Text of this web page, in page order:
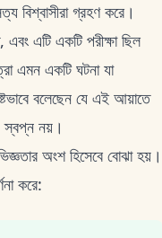
বিশ্বাসীরা গ্রহণ করে।
এটি একটি পরীক্ষা ছিল
এমন একটি ঘটনা যা
বলেছেন যে এই আয়াতে
স্বপ্ন নয়।
অংশ হিসেবে বোঝা হয়।
করে: